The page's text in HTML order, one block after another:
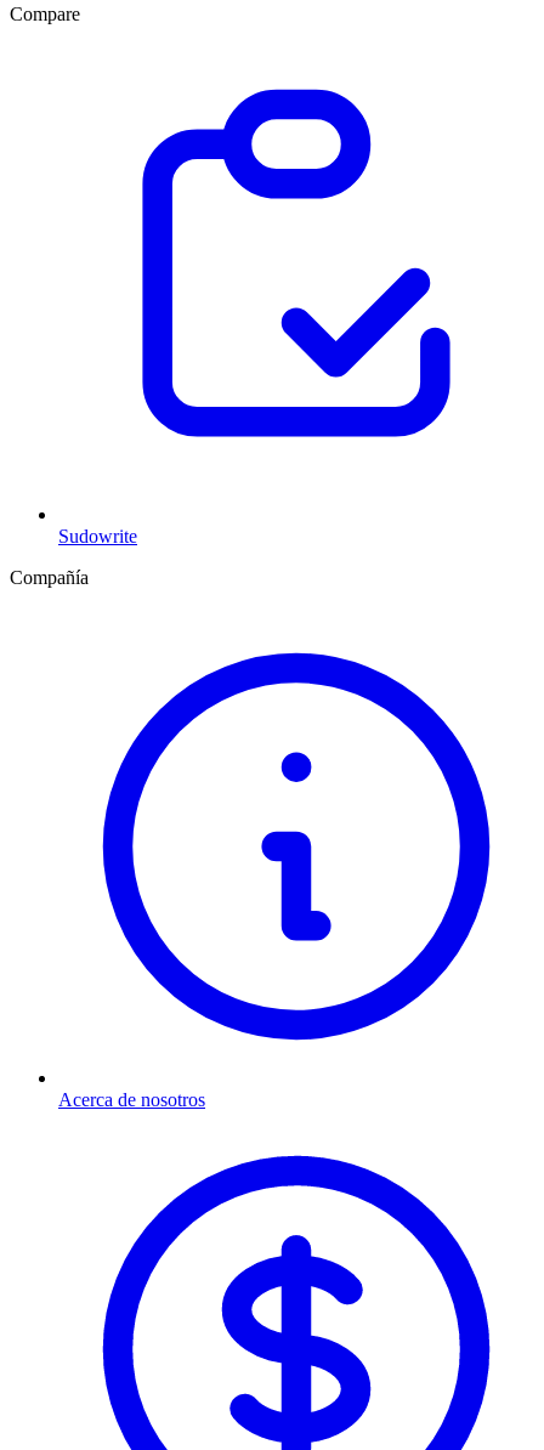
Compare
Sudowrite
Compañía
Acerca de nosotros